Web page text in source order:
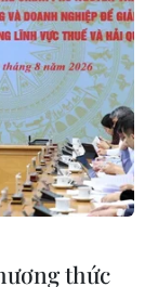
phủ, người
tổng
giải tán
thức